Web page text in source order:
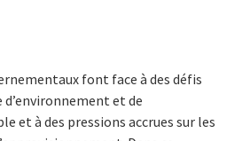
font face à des défis
et de
et à des pressions accrues sur les